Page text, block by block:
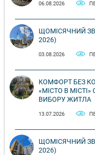
06.08.2026
ЩОМІСЯЧНИЙ
2026)
03.08.2026
КОМФОРТ БЕЗ
«МІСТО В
ВИБОРУ ЖИТЛА
13.07.2026
ЩОМІСЯЧНИЙ
2026)